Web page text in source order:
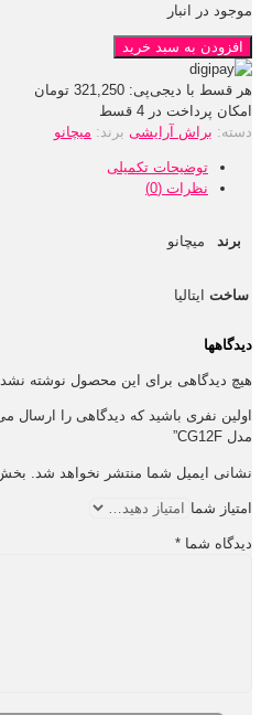
موجود در انبار
افزودن به سبد خرید
هر قسط با دیجی‌پی: 321,250 تومان
امکان پرداخت در 4 قسط
دسته: براش آرایشی برند: میچانو
توضیحات تکمیلی
نظرات (0)
برند میچانو
ساخت ایتالیا
دیدگاهها
هیچ دیدگاهی برای این محصول نوشته
اولین نفری باشید که دیدگاهی را ارسال
مدل CG12F”
نشانی ایمیل شما منتشر نخواهد شد.
امتیاز شما
دیدگاه شما *